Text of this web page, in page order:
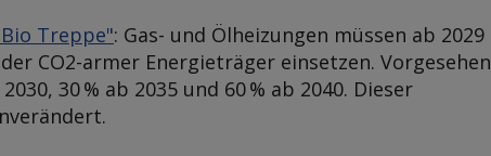
Treppe": Gas- und Ölheizungen müssen ab 2029
CO2-armer Energieträger einsetzen. Vorgesehen
30 % ab 2035 und 60 % ab 2040. Dieser